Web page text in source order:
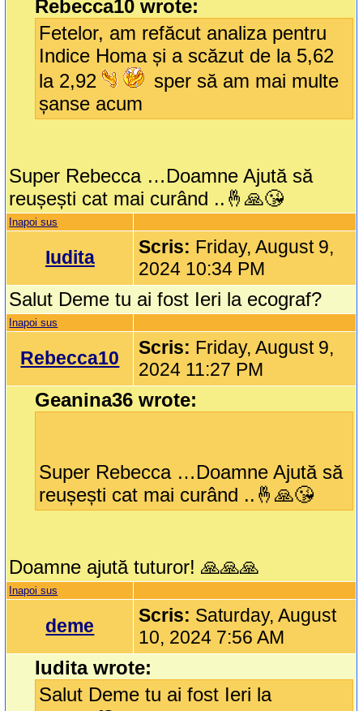
Rebecca10 wrote:
Fetelor, am refăcut analiza pentru
Indice Homa și a scăzut de la 5,62
la 2,92
sper să am mai multe
șanse acum
Super Rebecca …Doamne Ajută să
reușești cat mai curând ..🤞🙏😘
Inapoi sus
Iudita Scris: Friday, August 9,
2024 10:34 PM
Salut Deme tu ai fost Ieri la ecograf?
Inapoi sus
Rebecca10 Scris: Friday, August 9,
2024 11:27 PM
Geanina36 wrote:
Super Rebecca …Doamne Ajută să
reușești cat mai curând ..🤞🙏😘
Doamne ajută tuturor! 🙏🙏🙏
Inapoi sus
deme Scris: Saturday, August
10, 2024 7:56 AM
Iudita wrote:
Salut Deme tu ai fost Ieri la